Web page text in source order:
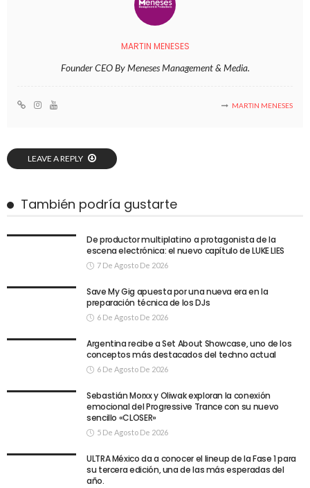
MARTIN MENESES
Founder CEO By Meneses Management & Media.
MARTIN MENESES
LEAVE A REPLY
También podría gustarte
De productor multiplatino a protagonista de la
escena electrónica: el nuevo capítulo de LUKE LIES
7 De Agosto De 2026
Save My Gig apuesta por una nueva era en la
preparación técnica de los DJs
6 De Agosto De 2026
Argentina recibe a Set About Showcase, uno de los
conceptos más destacados del techno actual
6 De Agosto De 2026
Sebastián Morxx y Oliwak exploran la conexión
emocional del Progressive Trance con su nuevo
sencillo «CLOSER»
5 De Agosto De 2026
ULTRA México da a conocer el lineup de la Fase 1 para
su tercera edición, una de las más esperadas del
año.